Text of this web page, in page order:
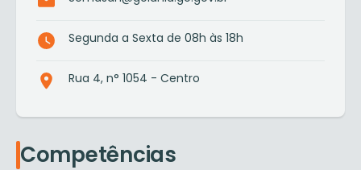
Segunda a Sexta de 08h às 18h
Rua 4, n° 1054 - Centro
Competências